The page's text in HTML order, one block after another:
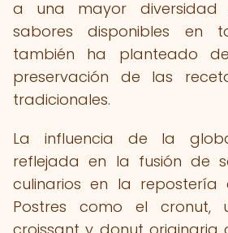
a una mayor diversidad
sabores disponibles en
también ha planteado
preservación de las
tradicionales.
La influencia de la
reflejada en la fusión de
culinarios en la repostería
Postres como el cronut,